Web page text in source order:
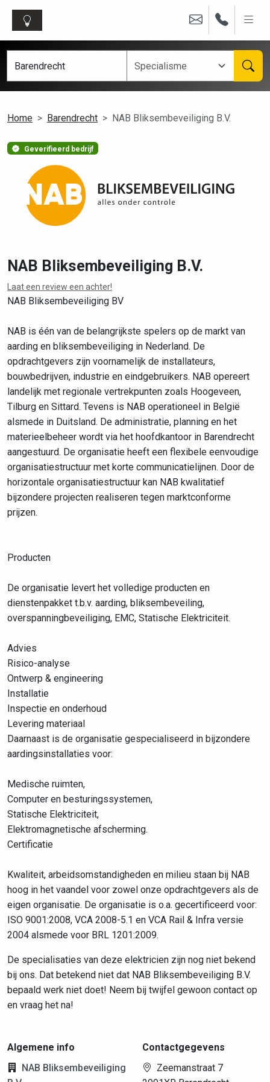
Home Barendrecht NAB Bliksembeveiliging B.V.
Geverifieerd bedrijf
NAB Bliksembeveiliging B.V.
Laat een review een achter!
NAB Bliksembeveiliging BV
NAB is één van de belangrijkste spelers op de markt van
aarding en bliksembeveiliging in Nederland. De
opdrachtgevers zijn voornamelijk de installateurs,
bouwbedrijven, industrie en eindgebruikers. NAB opereert
landelijk met regionale vertrekpunten zoals Hoogeveen,
Tilburg en Sittard. Tevens is NAB operationeel in België
alsmede in Duitsland. De administratie, planning en het
materieelbeheer wordt via het hoofdkantoor in Barendrecht
aangestuurd. De organisatie heeft een flexibele eenvoudige
organisatiestructuur met korte communicatielijnen. Door de
horizontale organisatiestructuur kan NAB kwalitatief
bijzondere projecten realiseren tegen marktconforme
prijzen.
Producten
De organisatie levert het volledige producten en
dienstenpakket t.b.v. aarding, bliksembeveiling,
overspanningbeveiliging, EMC, Statische Elektriciteit.
Advies
Risico-analyse
Ontwerp & engineering
Installatie
Inspectie en onderhoud
Levering materiaal
Daarnaast is de organisatie gespecialiseerd in bijzondere
aardingsinstallaties voor:
Medische ruimten,
Computer en besturingssystemen,
Statische Elektriciteit,
Elektromagnetische afscherming.
Certificatie
Kwaliteit, arbeidsomstandigheden en milieu staan bij NAB
hoog in het vaandel voor zowel onze opdrachtgevers als de
eigen organisatie. De organisatie is o.a. gecertificeerd voor:
ISO 9001:2008, VCA 2008-5.1 en VCA Rail & Infra versie
2004 alsmede voor BRL 1201:2009.
De specialisaties van deze elektricien zijn nog niet bekend
bij ons. Dat betekend niet dat NAB Bliksembeveiliging B.V.
bepaald werk niet doet! Neem bij twijfel gewoon contact op
en vraag het na!
Algemene info
NAB Bliksembeveiliging
Contactgegevens
Zeemanstraat 7